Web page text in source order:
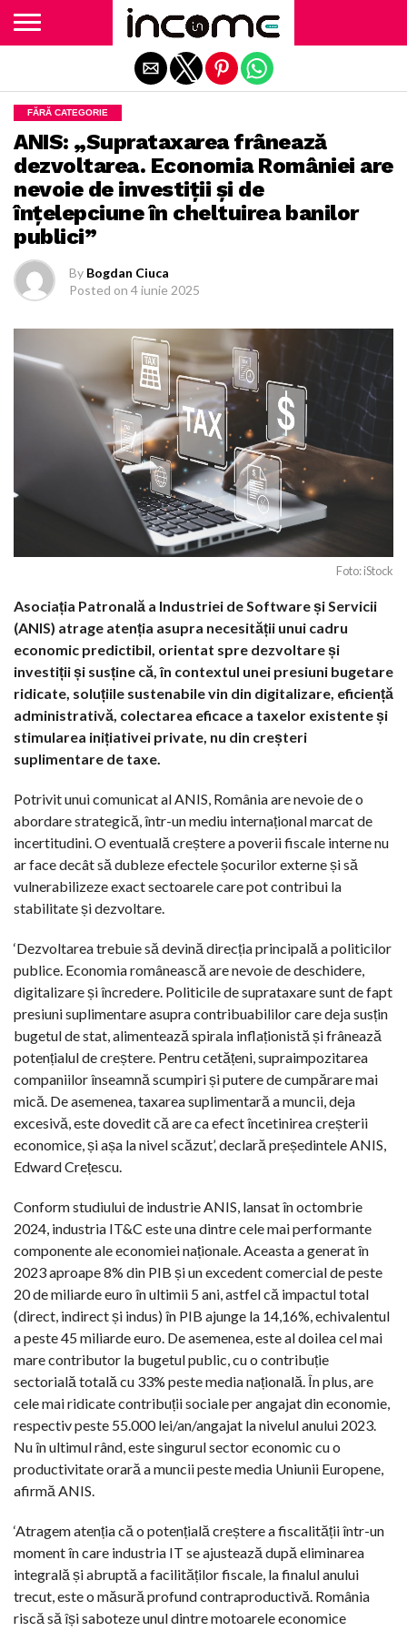
FĂRĂ CATEGORIE
ANIS: „Suprataxarea frânează
dezvoltarea. Economia României are
nevoie de investiții și de
înțelepciune în cheltuirea banilor
publici”
By Bogdan Ciuca
Posted on 4 iunie 2025
Foto: iStock
Asociația Patronală a Industriei de Software și Servicii
(ANIS) atrage atenția asupra necesității unui cadru
economic predictibil, orientat spre dezvoltare și
investiții și susține că, în contextul unei presiuni bugetare
ridicate, soluțiile sustenabile vin din digitalizare, eficiență
administrativă, colectarea eficace a taxelor existente și
stimularea inițiativei private, nu din creșteri
suplimentare de taxe.
Potrivit unui comunicat al ANIS, România are nevoie de o
abordare strategică, într-un mediu internațional marcat de
incertitudini. O eventuală creștere a poverii fiscale interne nu
ar face decât să dubleze efectele șocurilor externe și să
vulnerabilizeze exact sectoarele care pot contribui la
stabilitate și dezvoltare.
‘Dezvoltarea trebuie să devină direcția principală a politicilor
publice. Economia românească are nevoie de deschidere,
digitalizare și încredere. Politicile de suprataxare sunt de fapt
presiuni suplimentare asupra contribuabililor care deja susțin
bugetul de stat, alimentează spirala inflaționistă și frânează
potențialul de creștere. Pentru cetățeni, supraimpozitarea
companiilor înseamnă scumpiri și putere de cumpărare mai
mică. De asemenea, taxarea suplimentară a muncii, deja
excesivă, este dovedit că are ca efect încetinirea creșterii
economice, și așa la nivel scăzut’, declară președintele ANIS,
Edward Crețescu.
Conform studiului de industrie ANIS, lansat în octombrie
2024, industria IT&C este una dintre cele mai performante
componente ale economiei naționale. Aceasta a generat în
2023 aproape 8% din PIB și un excedent comercial de peste
20 de miliarde euro în ultimii 5 ani, astfel că impactul total
(direct, indirect și indus) în PIB ajunge la 14,16%, echivalentul
a peste 45 miliarde euro. De asemenea, este al doilea cel mai
mare contributor la bugetul public, cu o contribuție
sectorială totală cu 33% peste media națională. În plus, are
cele mai ridicate contribuții sociale per angajat din economie,
respectiv peste 55.000 lei/an/angajat la nivelul anului 2023.
Nu în ultimul rând, este singurul sector economic cu o
productivitate orară a muncii peste media Uniunii Europene,
afirmă ANIS.
‘Atragem atenția că o potențială creștere a fiscalității într-un
moment în care industria IT se ajustează după eliminarea
integrală și abruptă a facilităților fiscale, la finalul anului
trecut, este o măsură profund contraproductivă. România
riscă să își saboteze unul dintre motoarele economice
Exit mobile version